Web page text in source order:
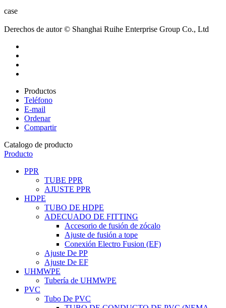
case
Derechos de autor © Shanghai Ruihe Enterprise Group Co., Ltd
Productos
Teléfono
E-mail
Ordenar
Compartir
Catalogo de producto
Producto
PPR
TUBE PPR
AJUSTE PPR
HDPE
TUBO DE HDPE
ADECUADO DE FITTING
Accesorio de fusión de zócalo
Ajuste de fusión a tope
Conexión Electro Fusion (EF)
Ajuste De PP
Ajuste De EF
UHMWPE
Tubería de UHMWPE
PVC
Tubo De PVC